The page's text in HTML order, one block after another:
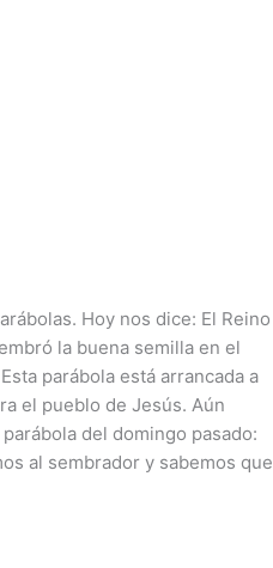
Hoy nos dice: El Reino
la buena semilla en el
parábola está arrancada a
el pueblo de Jesús. Aún
del domingo pasado:
al sembrador y sabemos que